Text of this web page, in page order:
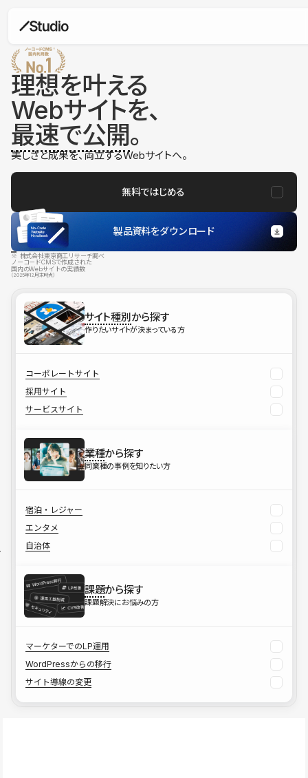
理想を叶える
Webサイトを、
最速で公開。
美しさと成果を、両立するWebサイトへ。
無料ではじめる
製品資料をダウンロード
※ 株式会社東京商工リサーチ調べ
ノーコードCMSで作成された
国内のWebサイトの実績数
（2025年12月末時点）
サイト種別から探す
作りたいサイトが決まっている方
コーポレートサイト
採用サイト
サービスサイト
業種から探す
同業種の事例を知りたい方
宿泊・レジャー
エンタメ
自治体
課題から探す
課題解決にお悩みの方
マーケターでのLP運用
WordPressからの移行
サイト導線の変更